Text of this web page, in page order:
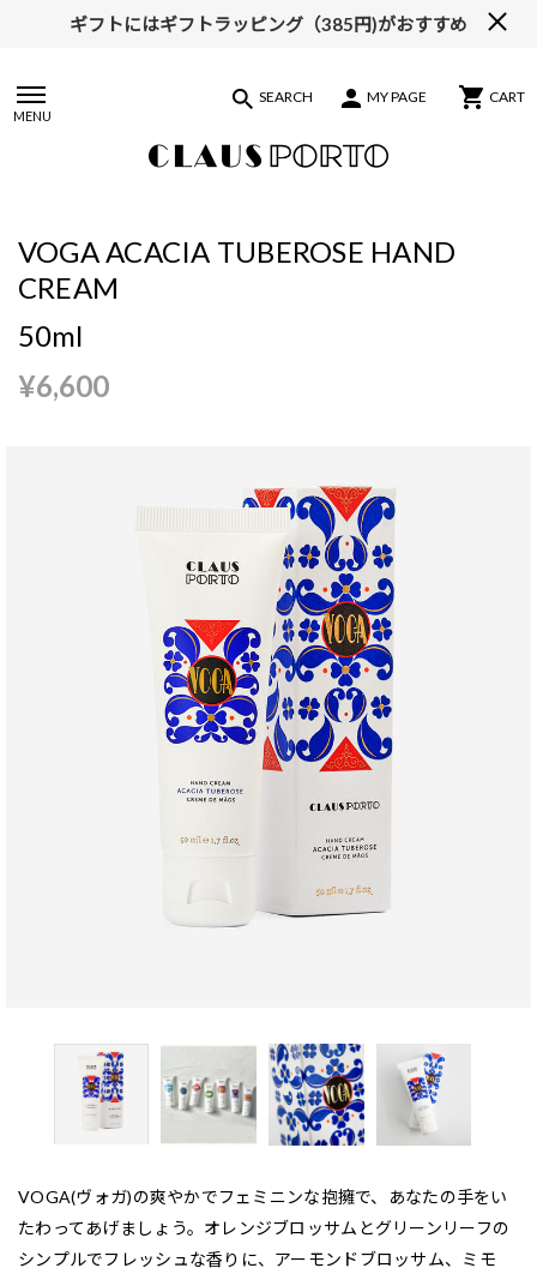
ギフトにはギフトラッピング（385円)がおすすめ
MENU
SEARCH MY PAGE CART
VOGA ACACIA TUBEROSE HAND
CREAM
50ml
¥6,600
VOGA(ヴォガ)の爽やかでフェミニンな抱擁で、あなたの手をい
たわってあげましょう。オレンジブロッサムとグリーンリーフの
シンプルでフレッシュな香りに、アーモンドブロッサム、ミモ